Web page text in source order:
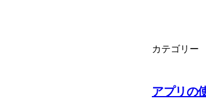
電話認証画面にて
カテゴリー
アプリの